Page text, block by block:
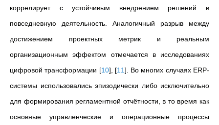
коррелирует с устойчивым внедрением решений в
повседневную деятельность. Аналогичный разрыв между
достижением проектных метрик и реальным
организационным эффектом отмечается в исследованиях
цифровой трансформации [10] [11] . Во многих случаях ERP-
системы использовались эпизодически либо исключительно
для формирования регламентной отчётности, в то время как
основные управленческие и операционные процессы